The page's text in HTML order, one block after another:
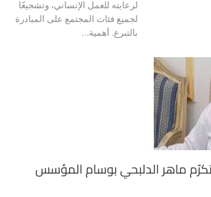
لرعايته للعمل الإنساني، وتشجيعًا
لجميع فئات المجتمع على المبادرة
بالتبرع. أهمية…
ماهر الدلبحي بوسام المؤسس